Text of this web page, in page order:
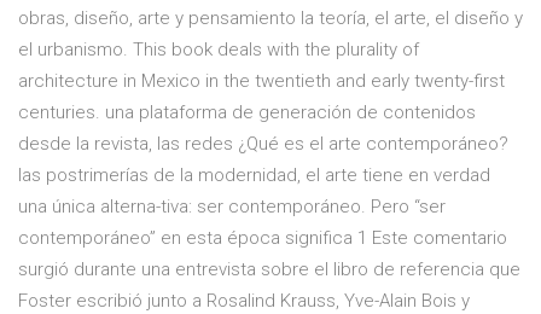
obras, diseño, arte y pensamiento la teoría, el arte, el diseño y
el urbanismo. This book deals with the plurality of
architecture in Mexico in the twentieth and early twenty-first
centuries. una plataforma de generación de contenidos
desde la revista, las redes ¿Qué es el arte contemporáneo?
las postrimerías de la modernidad, el arte tiene en verdad
una única alterna-tiva: ser contemporáneo. Pero “ser
contemporáneo” en esta época significa 1 Este comentario
surgió durante una entrevista sobre el libro de referencia que
Foster escribió junto a Rosalind Krauss, Yve-Alain Bois y